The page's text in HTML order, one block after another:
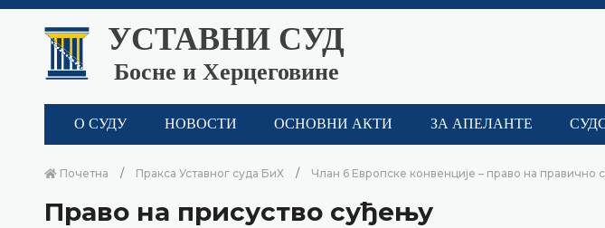
УСТАВНИ СУД
Босне и Херцеговине
О СУДУ НОВОСТИ ОСНОВНИ АКТИ ЗА АПЕЛАНТЕ
Почетна Пракса Уставног суда БиХ Члан 6 Европске конвенције – право на правично
Право на присуство суђењу